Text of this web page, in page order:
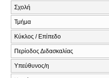
Σχολή
Τμήμα
Κύκλος / Επίπεδο
Περίοδος Διδασκαλίας
Υπεύθυνος/η